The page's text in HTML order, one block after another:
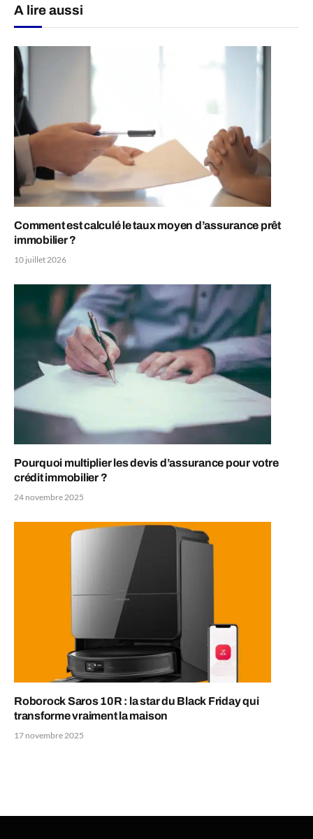
A lire aussi
Comment est calculé le taux moyen d’assurance prêt
immobilier ?
10 juillet 2026
Pourquoi multiplier les devis d’assurance pour votre
crédit immobilier ?
24 novembre 2025
Roborock Saros 10R : la star du Black Friday qui
transforme vraiment la maison
17 novembre 2025